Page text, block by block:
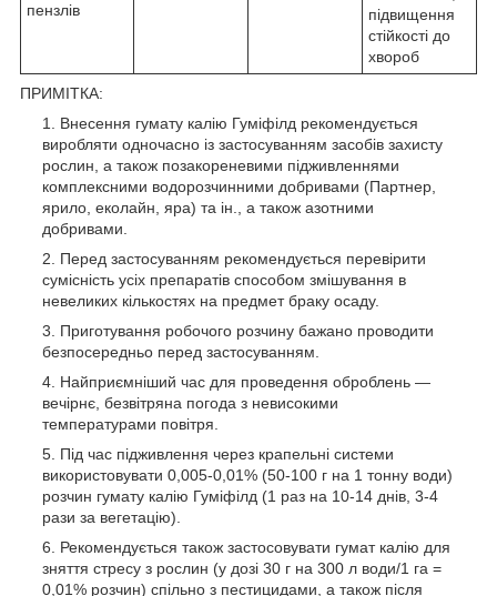
підвищення
стійкості до
хвороб
пензлів
ПРИМІТКА:
Внесення гумату калію Гуміфілд рекомендується
виробляти одночасно із застосуванням засобів захисту
рослин, а також позакореневими підживленнями
комплексними водорозчинними добривами (Партнер,
ярило, еколайн, яра) та ін., а також азотними
добривами.
Перед застосуванням рекомендується перевірити
сумісність усіх препаратів способом змішування в
невеликих кількостях на предмет браку осаду.
Приготування робочого розчину бажано проводити
безпосередньо перед застосуванням.
Найприємніший час для проведення оброблень —
вечірнє, безвітряна погода з невисокими
температурами повітря.
Під час підживлення через крапельні системи
використовувати 0,005-0,01% (50-100 г на 1 тонну води)
розчин гумату калію Гуміфілд (1 раз на 10-14 днів, 3-4
рази за вегетацію).
Рекомендується також застосовувати гумат калію для
зняття стресу з рослин (у дозі 30 г на 300 л води/1 га =
0,01% розчин) спільно з пестицидами, а також після